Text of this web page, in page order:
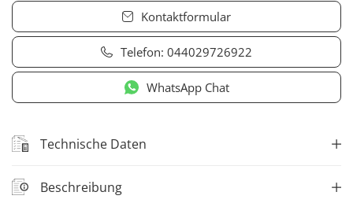
Kontaktformular
Telefon: 044029726922
WhatsApp Chat
Technische Daten
Beschreibung